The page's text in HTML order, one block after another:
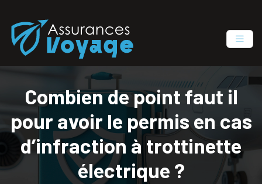
Combien de point faut il
pour avoir le permis en cas
d’infraction à trottinette
électrique ?